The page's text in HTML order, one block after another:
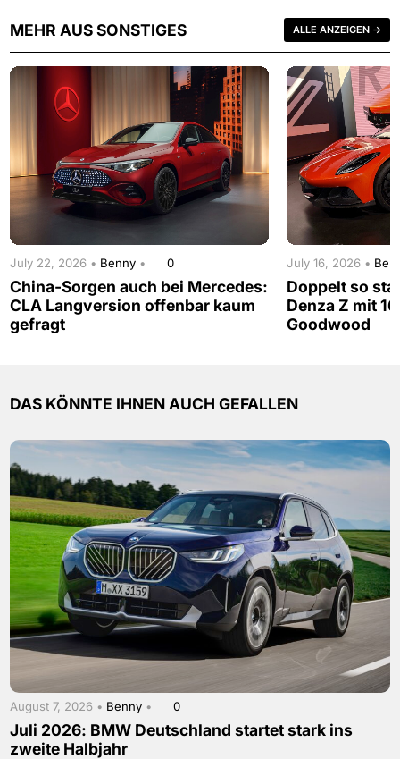
MEHR AUS SONSTIGES ALLE ANZEIGEN →
July 22, 2026 • Benny • 0
China-Sorgen auch bei Mercedes:
CLA Langversion offenbar kaum
gefragt
July 16, 2026 •
Doppelt so
Denza Z mit
Goodwood
DAS KÖNNTE IHNEN AUCH GEFALLEN
August 7, 2026 • Benny • 0
Juli 2026: BMW Deutschland startet stark ins
zweite Halbjahr